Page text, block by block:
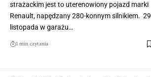
strażackim jest to uterenowiony pojazd marki
Renault, napędzany 280-konnym silnikiem. 29
listopada w garażu…
1 min czytania